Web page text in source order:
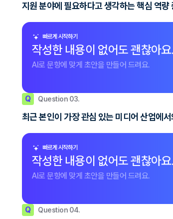
지원 분야에 필요하다고 생각하는 핵심 역
빠르게 시작하기
작성한 내용이 없어도 괜찮아요.
AI로 문항에 맞게 초안을 만들어 드려요.
Q Question 03.
최근 본인이 가장 관심 있는 미디어 산업에
빠르게 시작하기
작성한 내용이 없어도 괜찮아요.
AI로 문항에 맞게 초안을 만들어 드려요.
Q Question 04.